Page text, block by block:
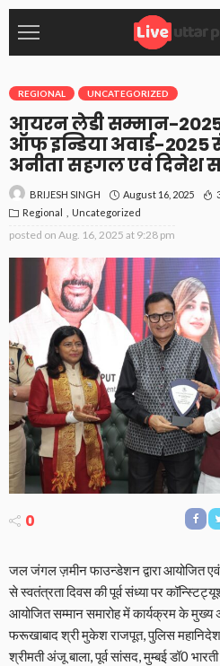
REGIONAL UNCATEGORIZED
आयरन लेडी सम्मान-2025
ऑफ इन्डिया अवार्ड-2025
अनीता सहगल एवं दिनेश
BRIJESH SINGH August 16, 2025
Regional
Uncategorized
posted on Aug. 16, 2025 at 9:28 pm
0
जल जंगल ज़मीन फाउन्डेशन द्वारा आयोजित
से स्वतंत्रता दिवस की पूर्व संध्या पर
आयोजित सम्मान समारोह में कार्यक्रम के मुख्य
फरूखाबाद श्री मुकेश राजपूत, पुलिस
श्रीमती अंजू बाला, पूर्व सांसद, मुम्बई डॉ0